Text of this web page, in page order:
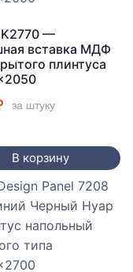
—
вставка МДФ
плинтуса
за штуку
В корзину